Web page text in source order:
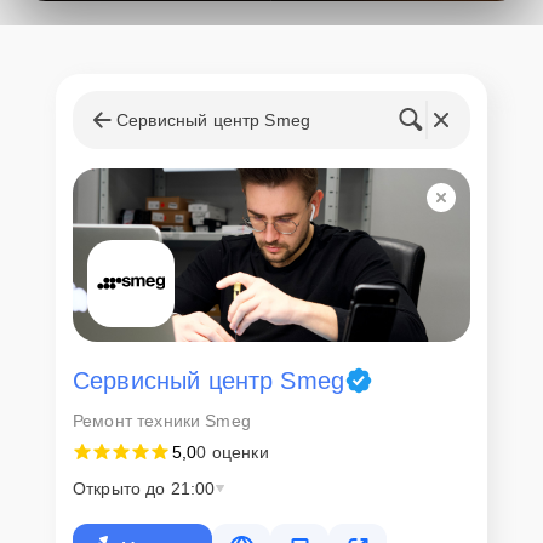
запчастей
Для всех клиентов действуют демократичные и фиксированные
цены. Конечная стоимость работ обсуждается с клиентом и не в
коем случае не может измениться в процессе работ. Сервис не
навязывает клиентам дополнительные услуги и не
предусматривает скрытые платежи. Рассчитать предварительную
стоимость ремонта можно с помощью нашегоКалькулятора
Скорость диагностики и
ремонта
Наша компания ценит время клиентов и понимает важность
оперативного решения любых вопросов. В среднем, ремонт
клиент сможет забрать свой гаджет в этот же день. При
Сервисный центр Smeg
Сервисный центр Smeg
Ремонт техники Smeg
5,00 оценки
Открыто до 21:00